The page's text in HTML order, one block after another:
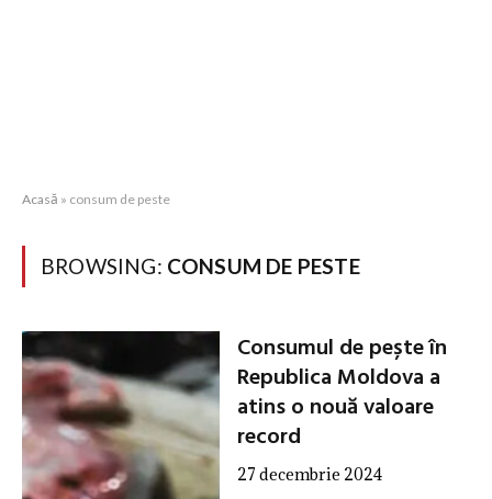
Acasă » consum de peste
BROWSING: CONSUM DE PESTE
Consumul de pește în
Republica Moldova a
atins o nouă valoare
record
27 decembrie 2024